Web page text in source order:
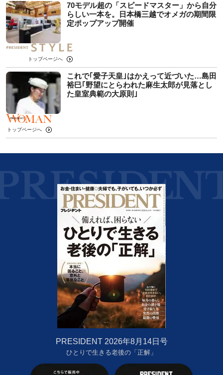
70モデル超の「スピードマスター」から自分
らしい一本を。日本橋三越でオメガの期間限
定ポップアップ開催
トップページへ
これで｢愛子天皇｣はかえって近づいた…島田
裕巳｢野望にとらわれた麻生太郎が見落とし
た皇室典範の大原則｣
トップページへ
PRESIDENT 2026年8月14日号
ひとりで生きる老後の「正解」